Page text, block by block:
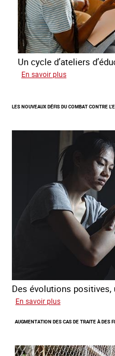
Un cycle d’ateliers
En savoir plus
étrangère
de
traite
citoyenne
LES NOUVEAUX DÉFIS DU COMBAT CONTRE
Des évolutions
En savoir plus
nouveaux
du
AUGMENTATION DES CAS DE TRAITE À DES